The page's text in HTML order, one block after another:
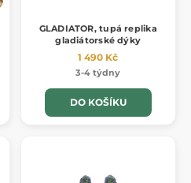
GLADIATOR, tupá replika
gladiátorské dýky
1 490 Kč
3-4 týdny
DO KOŠÍKU